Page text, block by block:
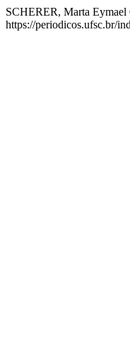
SCHERER, Marta Eymael
https://periodicos.ufsc.br/